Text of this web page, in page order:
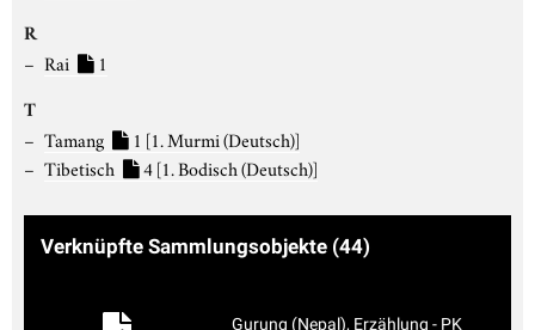
R
Rai 1
T
Tamang 1 [1. Murmi (Deutsch)]
Tibetisch
4[1. Bodisch (Deutsch)]
Verknüpfte Sammlungsobjekte (44)
Gurung (Nepal), Erzählung - PK